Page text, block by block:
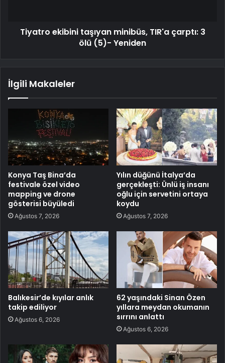
Tiyatro ekibini taşıyan minibüs, TIR'a çarptı: 3
ölü (5)- Yeniden
İlgili Makaleler
Konya Taş Bina’da
festivale özel video
mapping ve drone
gösterisi büyüledi
Ağustos 7, 2026
Yılın düğünü İtalya’da
gerçekleşti: Ünlü iş insanı
oğlu için servetini ortaya
koydu
Ağustos 7, 2026
Balıkesir’de kıyılar anlık
takip ediliyor
Ağustos 6, 2026
62 yaşındaki Sinan Özen
yıllara meydan okumanın
sırrını anlattı
Ağustos 6, 2026